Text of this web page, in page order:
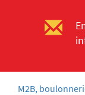
M2B,